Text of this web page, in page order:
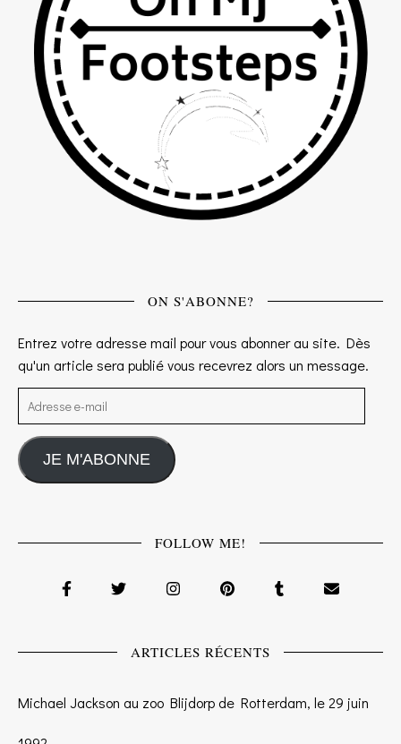
ON S'ABONNE?
Entrez votre adresse mail pour vous abonner au site. Dès
qu'un article sera publié vous recevrez alors un message.
Adresse e-mail
JE M'ABONNE
FOLLOW ME!
ARTICLES RÉCENTS
Michael Jackson au zoo Blijdorp de Rotterdam, le 29 juin